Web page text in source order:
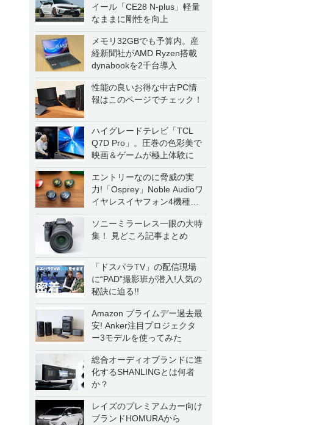
イール「CE28 N-plus」軽量
なままに剛性を向上
メモリ32GBでも予算内。産
経新聞社がAMD Ryzen搭載
dynabookを2千台導入
性能の良いお得な中古PC情
報はこのページでチェック！
ハイグレードテレビ「TCL
Q7D Pro」。圧巻の色彩美で
映画＆ゲームが極上体験に
エントリーなのに脅威の実
力!「Osprey」Noble Audioワ
イヤレスイヤフォン4機種を
一気に聴く
ソニーミラーレス一眼の大特
集！ 見どころ記事まとめ
「ドスパラTV」の配信現場
に“PAD”撮影班が潜入!人気の
秘訣に迫る!!
Amazon プライムデー過去最
安! Anker注目プロジェクタ
ー3モデルを使ってみた
総合オーディオブランドに進
化するSHANLINGとは何者
か？
レイズのプレミアムカー向け
ブランドHOMURAから